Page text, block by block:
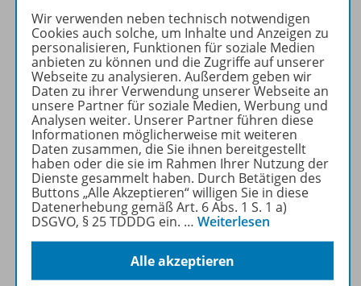
Produktinformationen
Beschreibung
Zugehörige Produkte
Konzept
Wir verwenden neben technisch notwendigen
Cookies auch solche, um Inhalte und Anzeigen zu
personalisieren, Funktionen für soziale Medien
anbieten zu können und die Zugriffe auf unserer
Webseite zu analysieren. Außerdem geben wir
Daten zu ihrer Verwendung unserer Webseite an
unsere Partner für soziale Medien, Werbung und
Analysen weiter. Unserer Partner führen diese
Informationen möglicherweise mit weiteren
Daten zusammen, die Sie ihnen bereitgestellt
haben oder die sie im Rahmen Ihrer Nutzung der
Dienste gesammelt haben. Durch Betätigen des
Buttons „Alle Akzeptieren“ willigen Sie in diese
Datenerhebung gemäß Art. 6 Abs. 1 S. 1 a)
DSGVO, § 25 TDDDG ein. … Weiterlesen
Alle akzeptieren